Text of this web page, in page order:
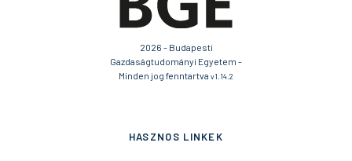
2026 - Budapesti
Gazdaságtudományi Egyetem -
Minden jog fenntartva v1.14.2
HASZNOS LINKEK